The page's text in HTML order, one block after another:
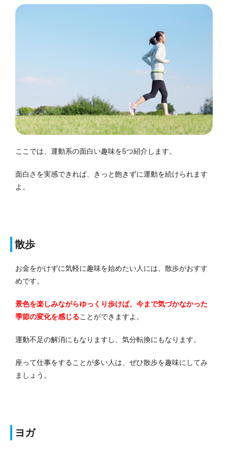
ここでは、運動系の面白い趣味を5つ紹介します。
面白さを実感できれば、きっと飽きずに運動を続けられます
よ。
散歩
お金をかけずに気軽に趣味を始めたい人には、散歩がおすす
めです。
景色を楽しみながらゆっくり歩けば、今まで気づかなかった
季節の変化を感じることができますよ。
運動不足の解消にもなりますし、気分転換にもなります。
座って仕事をすることが多い人は、ぜひ散歩を趣味にしてみ
ましょう。
ヨガ